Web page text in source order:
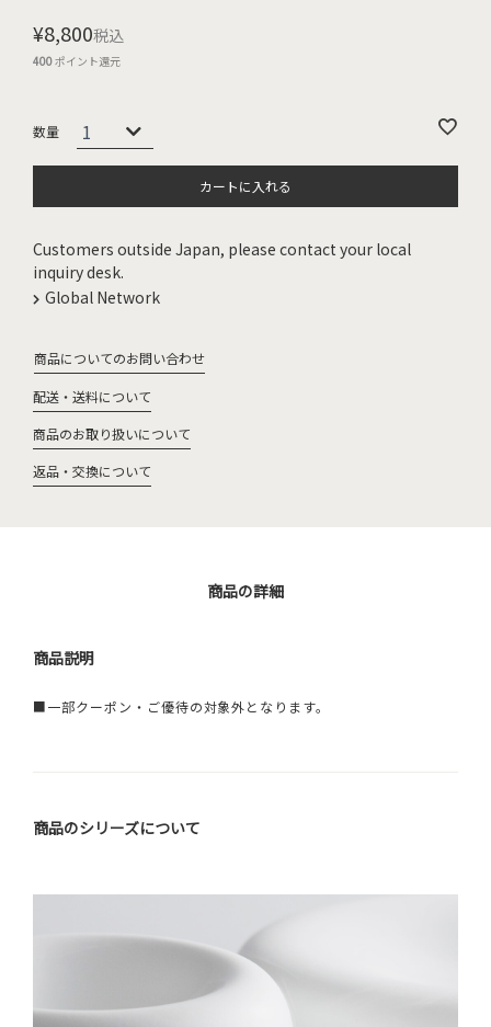
¥8,800税込
400ポイント還元
カートに入れる
Customers outside Japan, please contact your local
inquiry desk.
Global Network
商品についてのお問い合わせ
配送・送料について
商品のお取り扱いについて
返品・交換について
商品の詳細
商品説明
■一部クーポン・ご優待の対象外となります。
商品のシリーズについて